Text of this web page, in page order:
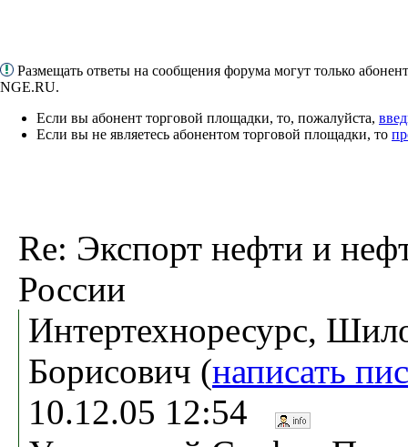
Размещать ответы на сообщения форума могут только
NGE.RU.
Если вы абонент торговой площадки, то, пожалуйста,
Если вы не являетесь абонентом торговой площадки, то
Re: Экспорт нефти и
России
Интертехноресурс,
Борисович (написать
10.12.05 12:54